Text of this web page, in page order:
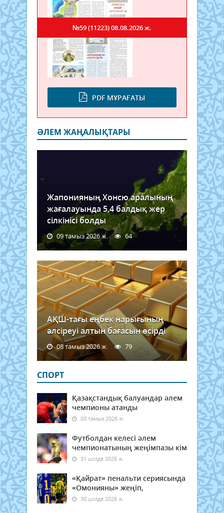
PDF МҰРАҒАТЫ
№59 (11223)08.08.2026 ж.
ӘЛЕМ ЖАҢАЛЫҚТАРЫ
Жапонияның Хонсю аралының
жағалауында 5,4 балдық жер
сілкінісі болды
09 тамыз 2026 ж. 64
АҚШ-тағы еңбек нарығының
әлсіреуі алтын бағасын өсірді
08 тамыз 2026 ж. 79
СПОРТ
Қазақстандық балуандар әлем
чемпионы атанды
03 тамыз 2026 ж.
Футболдан келесі әлем
чемпионатының жеңімпазы кім
31 шілде 2026 ж.
«Қайрат» пенальти сериясында
«Омонияны» жеңіп,
30 шілде 2026 ж.